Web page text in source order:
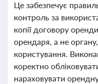
Це забезпечує
контроль за
копії договору
орендаря, а не
користування.
коректно
нараховувати